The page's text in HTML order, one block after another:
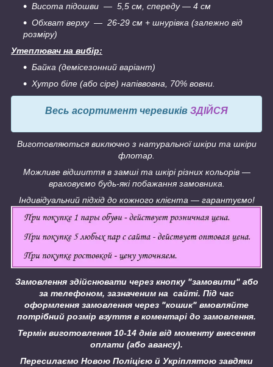
Висота підошви ― 5,5 см, спереду — 4 см
Обхват верху ― 26-29 см + шнурівка (залежно від
розміру)
Утеплювач на вибір:
Байка (демісезонний варіант)
Хутро біле (або сіре) напіввовна, 70% вовни.
Весь асортимент черевиків ЗДІЙСЯ
Виготовляються виключно з натуральної шкіри та шкіри
флотар.
Можливе відшиття в замші та шкірі різних кольорів —
враховуємо будь-які побажання замовника.
Індивідуальний підхід до кожного клієнта — гарантуємо!
Замовлення здійснювати через кнопку "замовити" або
за телефоном, зазначеним на сайті. Під час
оформлення замовлення через "кошик" вмовляйте
потрібний розмір взуття в коментарі до замовлення.
Термін виготовлення 10-14 днів від моменту внесення
оплати (або авансу).
Пересилаємо Новою Поліцією й Укріплятою завдяки